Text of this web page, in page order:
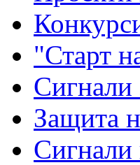
"Старт
Сигнали
Защита